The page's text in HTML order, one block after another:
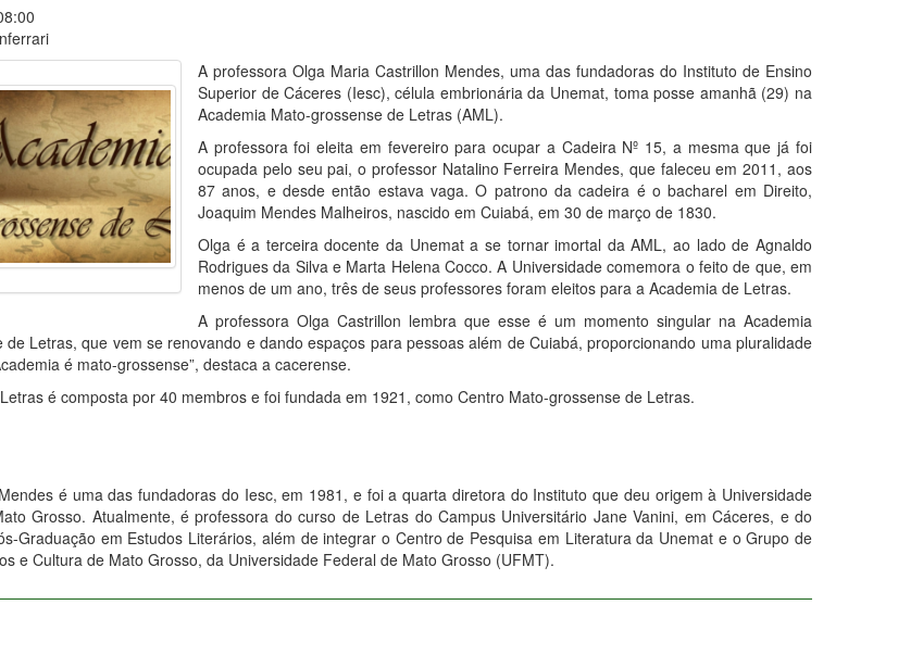
A professora Olga Maria Castrillon Mendes, uma das fundadoras do Instituto de Ensino
Superior de Cáceres (Iesc), célula embrionária da Unemat, toma posse amanhã (29) na
Academia Mato-grossense de Letras (AML).
A professora foi eleita em fevereiro para ocupar a Cadeira Nº 15, a mesma que já foi
ocupada pelo seu pai, o professor Natalino Ferreira Mendes, que faleceu em 2011, aos
87 anos, e desde então estava vaga. O patrono da cadeira é o bacharel em Direito,
Joaquim Mendes Malheiros, nascido em Cuiabá, em 30 de março de 1830.
Olga é a terceira docente da Unemat a se tornar imortal da AML, ao lado de Agnaldo
Rodrigues da Silva e Marta Helena Cocco. A Universidade comemora o feito de que, em
menos de um ano, três de seus professores foram eleitos para a Academia de Letras.
A professora Olga Castrillon lembra que esse é um momento singular na Academia
de Letras, que vem se renovando e dando espaços para pessoas além de Cuiabá, proporcionando uma pluralidade
é mato-grossense”, destaca a cacerense.
é composta por 40 membros e foi fundada em 1921, como Centro Mato-grossense de Letras.
é uma das fundadoras do Iesc, em 1981, e foi a quarta diretora do Instituto que deu origem à Universidade
Grosso. Atualmente, é professora do curso de Letras do Campus Universitário Jane Vanini, em Cáceres, e do
Graduação em Estudos Literários, além de integrar o Centro de Pesquisa em Literatura da Unemat e o Grupo de
e Cultura de Mato Grosso, da Universidade Federal de Mato Grosso (UFMT).